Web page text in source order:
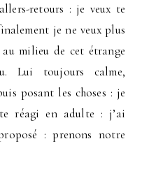
retours : je veux te
je ne veux plus
milieu de cet étrange
Lui toujours calme,
posant les choses : je
réagi en adulte : j’ai
: prenons notre